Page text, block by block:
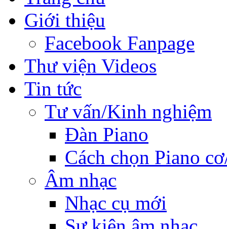
Giới thiệu
Facebook Fanpage
Thư viện Videos
Tin tức
Tư vấn/Kinh nghiệm
Đàn Piano
Cách chọn Piano
Âm nhạc
Nhạc cụ mới